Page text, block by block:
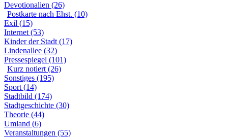
Devotionalien (26)
Postkarte nach Ehst. (10)
Exil (15)
Internet (53)
Kinder der Stadt (17)
Lindenallee (32)
Pressespiegel (101)
Kurz notiert (26)
Sonstiges (195)
Sport (14)
Stadtbild (174)
Stadtgeschichte (30)
Theorie (44)
Umland (6)
Veranstaltungen (55)